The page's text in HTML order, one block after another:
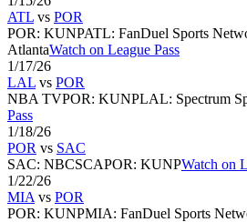
ATL vs POR
POR: KUNPATL: FanDuel Sports
AtlantaWatch on League Pass
1/17/26
LAL vs POR
NBA TVPOR: KUNPLAL: Spectrum
Pass
1/18/26
POR vs SAC
SAC: NBCSCAPOR: KUNPWatch on
1/22/26
MIA vs POR
POR: KUNPMIA: FanDuel Sports